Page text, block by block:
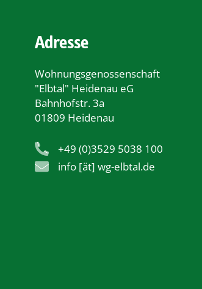
Adresse
Wohnungsgenossenschaft
"Elbtal" Heidenau eG
Bahnhofstr. 3a
01809 Heidenau
+49 (0)3529 5038 100
info [ät] wg-elbtal.de